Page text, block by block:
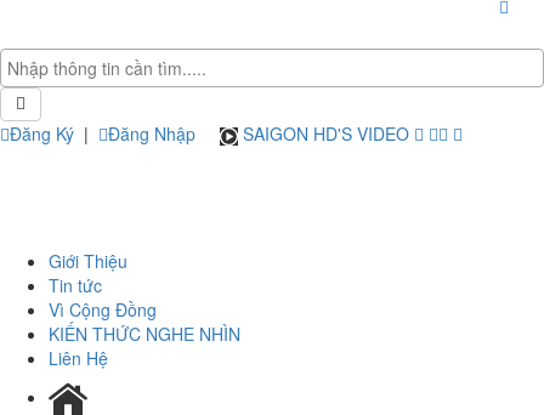
Đăng Ký | Đăng Nhập SAIGON HD'S VIDEO
Giới Thiệu
Tin tức
Vì Cộng Đồng
KIẾN THỨC NGHE NHÌN
Liên Hệ